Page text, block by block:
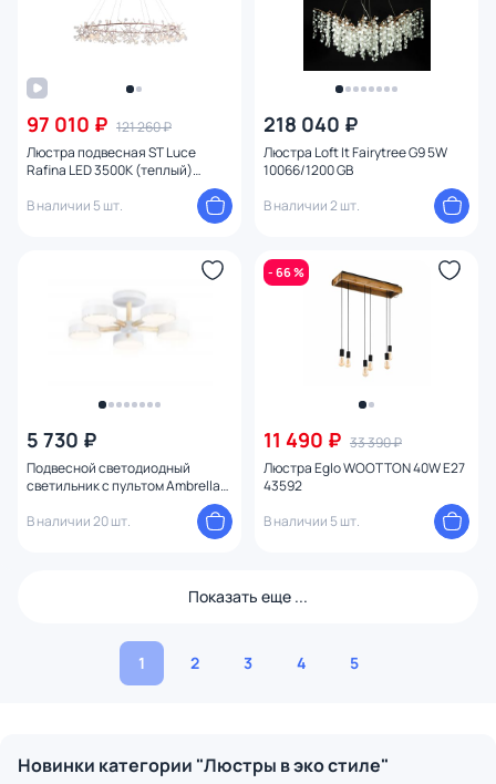
97 010 ₽ 121 260 ₽
Люстра подвесная ST Luce
Rafina LED 3500К (теплый)
В наличии 5 шт.
218 040 ₽
Люстра Loft It Fairytree G9 5W
10066/1200 GB
В наличии 2 шт.
5 730 ₽
Подвесной светодиодный
светильник с пультом Ambrella
В наличии 20 шт.
- 66 %
11 490 ₽ 33 390 ₽
Люстра Eglo WOOTTON 40W E27
43592
В наличии 5 шт.
Показать еще ...
1 2 3 4 5
Новинки категории "Люстры в эко стиле"